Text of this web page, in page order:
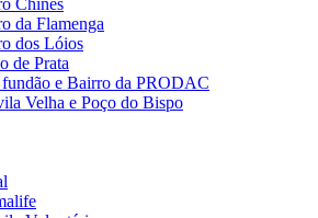
Chinês
da Flamenga
dos Lóios
de Prata
fundão e Bairro da PRODAC
Velha e Poço do Bispo